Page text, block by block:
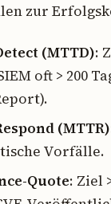
zur
(MTTD):
oft > 200
(MTTR)
Vorfälle.
Quote: Ziel